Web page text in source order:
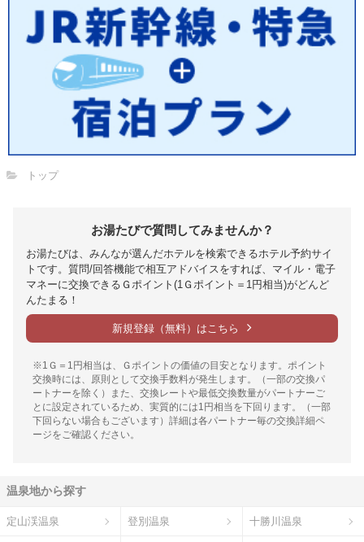
トップ
お湯たびで質問してみませんか？
お湯たびは、みんなが選んだホテルを検索できるホテル予約サイ
トです。質問/回答機能で相互アドバイスをすれば、マイル・電子
マネーに交換できるＧポイント(1Ｇポイント＝1円相当)がどんど
んたまる！
新規登録（無料）はこちら
※1Ｇ＝1円相当は、Ｇポイントの価値の目安となります。ポイント
交換時には、原則として交換手数料が発生します。（一部の交換パ
ートナーを除く）また、交換レートや最低交換数量がパートナーご
とに設定されているため、実質的には1円相当を下回ります。（一部
下回らない場合もございます）詳細は各パートナー毎の交換詳細ペ
ージをご確認ください。
温泉地から探す
定山渓温泉 登別温泉 十勝川温泉